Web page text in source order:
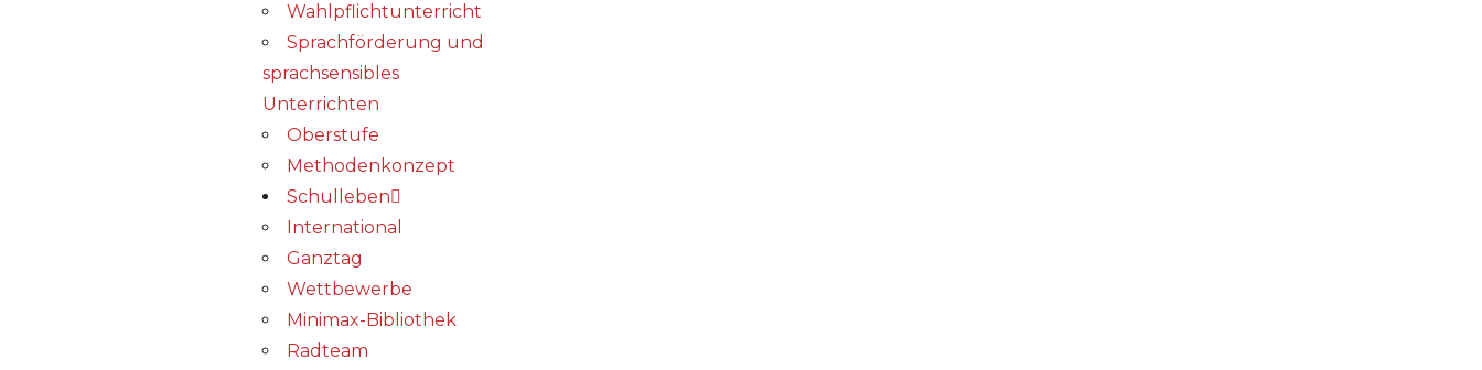
Wahlpflichtunterricht
Sprachförderung und
sprachsensibles
Unterrichten
Oberstufe
Methodenkonzept
Schulleben
International
Ganztag
Wettbewerbe
Minimax-Bibliothek​
Radteam